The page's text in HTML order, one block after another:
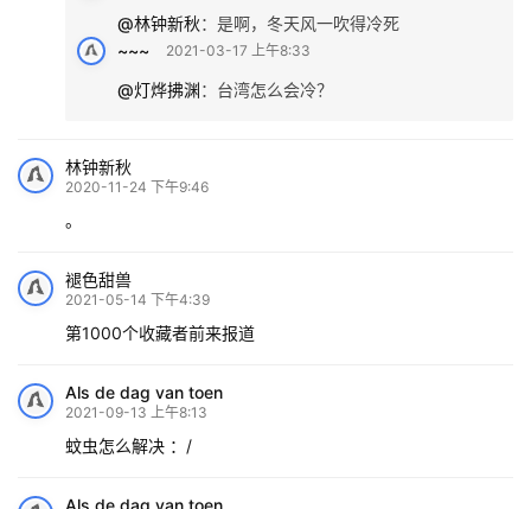
@林钟新秋： 是啊，冬天风一吹得冷死
~~~
2021-03-17 上午8:33
@灯烨拂渊： 台湾怎么会冷？
林钟新秋
2020-11-24 下午9:46
。
褪色甜兽
2021-05-14 下午4:39
第1000个收藏者前来报道
Als de dag van toen
2021-09-13 上午8:13
蚊虫怎么解决 ：/
Als de dag van toen